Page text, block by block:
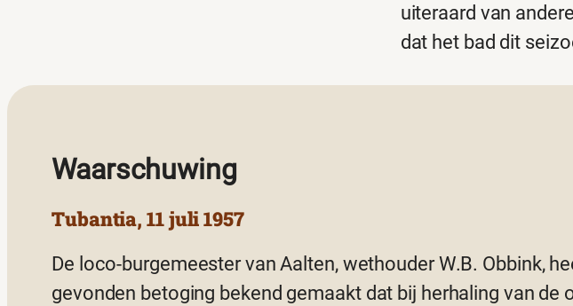
uiteraard van
dat het bad dit
Waarschuwing
Tubantia, 11 juli 1957
De loco-burgemeester van Aalten, wethouder W.B. Obbink,
gevonden betoging bekend gemaakt dat bij herhaling van